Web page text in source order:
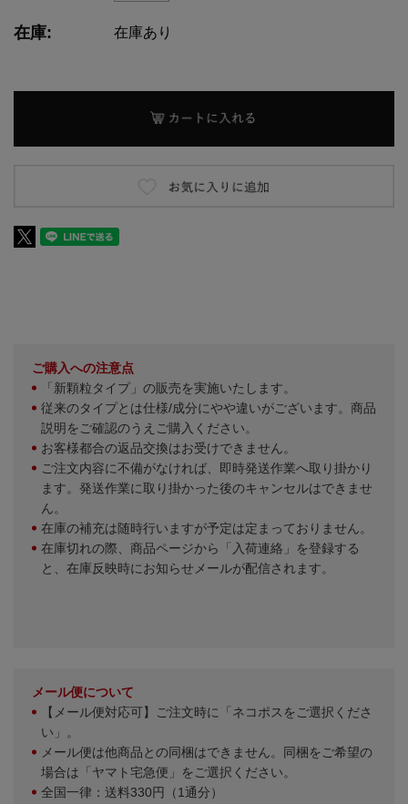
在庫: 在庫あり
ご購入への注意点
「新顆粒タイプ」の販売を実施いたします。
従来のタイプとは仕様/成分にやや違いがございます。商品
説明をご確認のうえご購入ください。
お客様都合の返品交換はお受けできません。
ご注文内容に不備がなければ、即時発送作業へ取り掛かり
ます。発送作業に取り掛かった後のキャンセルはできませ
ん。
在庫の補充は随時行いますが予定は定まっておりません。
在庫切れの際、商品ページから「入荷連絡」を登録する
と、在庫反映時にお知らせメールが配信されます。
メール便について
【メール便対応可】ご注文時に「ネコポスをご選択くださ
い」。
メール便は他商品との同梱はできません。同梱をご希望の
場合は「ヤマト宅急便」をご選択ください。
全国一律：送料330円（1通分）